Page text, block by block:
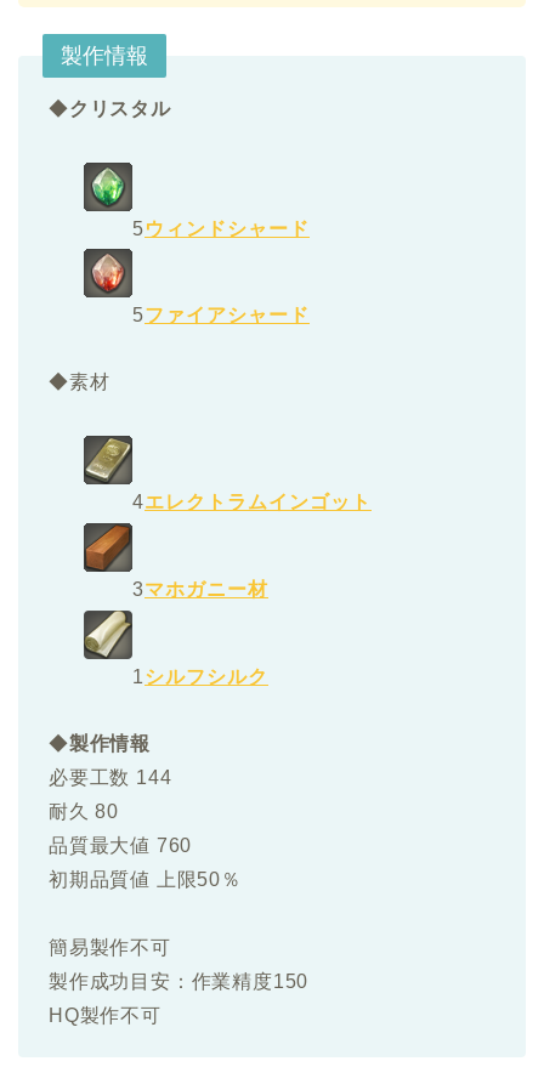
製作情報
◆クリスタル
5ウィンドシャード
5ファイアシャード
◆素材
4エレクトラムインゴット
3マホガニー材
1シルフシルク
◆製作情報
必要工数 144
耐久 80
品質最大値 760
初期品質値 上限50％
簡易製作不可
製作成功目安：作業精度150
HQ製作不可